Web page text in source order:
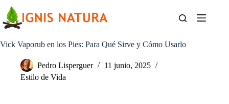
contenido
Vick Vaporub en los Pies: Para Qué Sirve y Cómo Usarlo
Pedro Lisperguer
11 junio, 2025
Estilo de Vida